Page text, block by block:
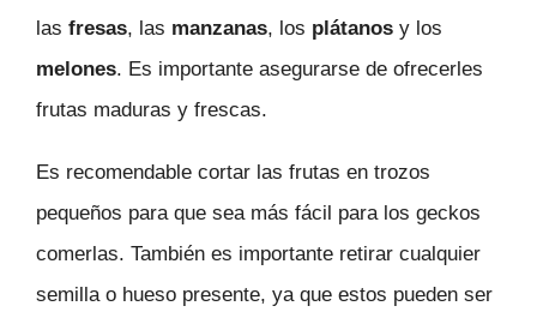
las fresas, las manzanas, los plátanos y los
melones. Es importante asegurarse de ofrecerles
frutas maduras y frescas.
Es recomendable cortar las frutas en trozos
pequeños para que sea más fácil para los geckos
comerlas. También es importante retirar cualquier
semilla o hueso presente, ya que estos pueden ser